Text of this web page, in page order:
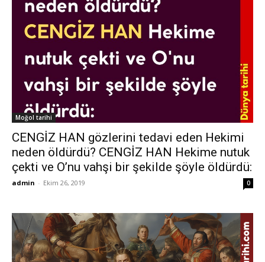
Moğol tarihi
CENGİZ HAN gözlerini tedavi eden Hekimi
neden öldürdü? CENGİZ HAN Hekime nutuk
çekti ve O’nu vahşi bir şekilde şöyle öldürdü:
admin - Ekim 26, 2019 0